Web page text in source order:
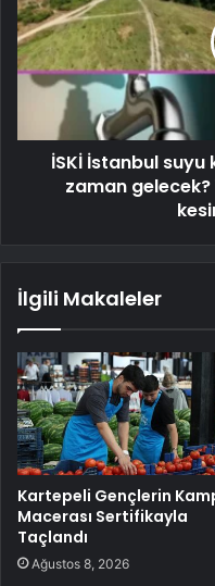
İSKİ İstanbul
zaman
İlgili Makaleler
Kartepeli Gençlerin
Macerası Sertifikayla
Taçlandı
Ağustos 8, 2026